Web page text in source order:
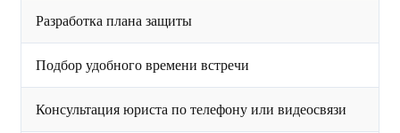
Разработка плана защиты
Подбор удобного времени встречи
Консультация юриста по телефону или видеосвязи